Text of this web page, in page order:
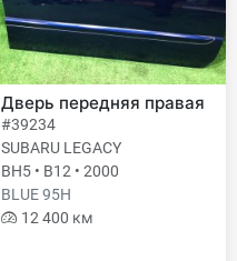
Дверь передняя правая
#39234
SUBARU LEGACY
BH5 • B12 • 2000
BLUE 95H
12 400 км